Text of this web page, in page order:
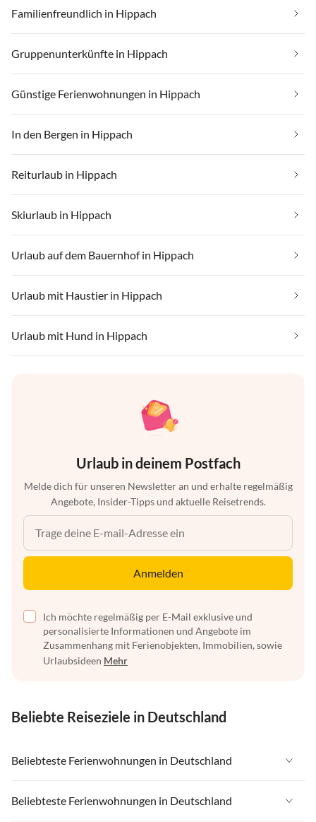
Familienfreundlich in Hippach
Gruppenunterkünfte in Hippach
Günstige Ferienwohnungen in Hippach
In den Bergen in Hippach
Reiturlaub in Hippach
Skiurlaub in Hippach
Urlaub auf dem Bauernhof in Hippach
Urlaub mit Haustier in Hippach
Urlaub mit Hund in Hippach
Urlaub in deinem Postfach
Melde dich für unseren Newsletter an und erhalte regelmäßig
Angebote, Insider-Tipps und aktuelle Reisetrends.
Anmelden
Ich möchte regelmäßig per E-Mail exklusive und
personalisierte Informationen und Angebote im
Zusammenhang mit Ferienobjekten, Immobilien, sowie
Urlaubsideen Mehr
Beliebte Reiseziele in Deutschland
Beliebteste Ferienwohnungen in Deutschland
Ferienwohnungen in Deutschland
Beliebteste Ferienwohnungen in Deutschland